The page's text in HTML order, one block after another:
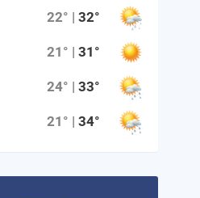
22° |32°
21° |31°
24° |33°
21° |34°